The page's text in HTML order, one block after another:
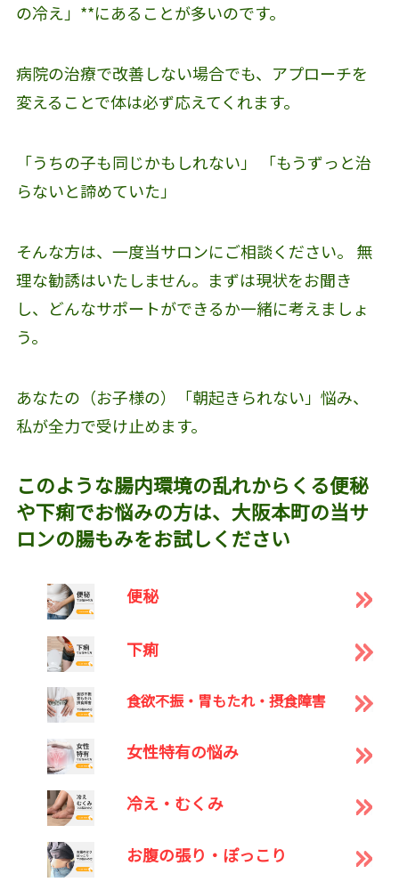
の冷え」**にあることが多いのです。
病院の治療で改善しない場合でも、アプローチを
変えることで体は必ず応えてくれます。
「うちの子も同じかもしれない」 「もうずっと治
らないと諦めていた」
そんな方は、一度当サロンにご相談ください。 無
理な勧誘はいたしません。まずは現状をお聞き
し、どんなサポートができるか一緒に考えましょ
う。
あなたの（お子様の）「朝起きられない」悩み、
私が全力で受け止めます。
このような腸内環境の乱れからくる便秘
や下痢でお悩みの方は、大阪本町の当サ
ロンの腸もみをお試しください
便秘
下痢
食欲不振・胃もたれ・摂食障害
女性特有の悩み
冷え・むくみ
お腹の張り・ぽっこり